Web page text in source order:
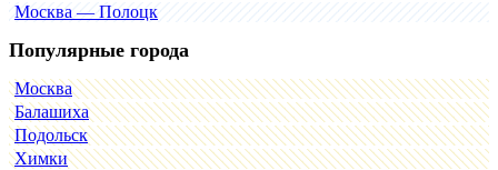
Москва — Полоцк
Популярные города
Москва
Балашиха
Подольск
Химки